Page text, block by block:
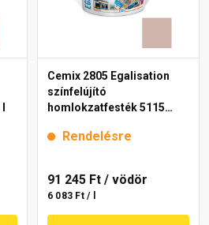
Cemix 2805 Egalisation
színfelújító
homlokzatfesték 5115
Rendelésre
91 245 Ft / vödör
6 083 Ft / l